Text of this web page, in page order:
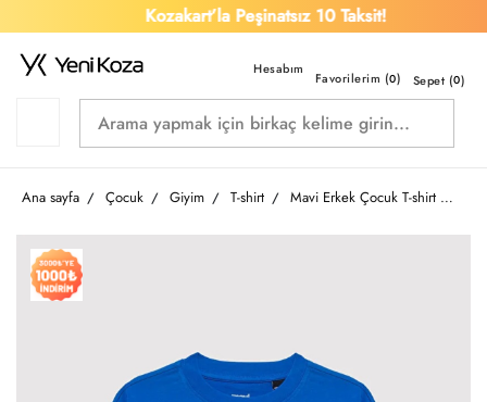
Kozakart’la Peşinatsız 10 Taksit!
Favorilerim (0) Sepet (0)
Ana sayfa Çocuk Giyim T-shirt Mavi Erkek Çocuk T-shirt M6610477-82491